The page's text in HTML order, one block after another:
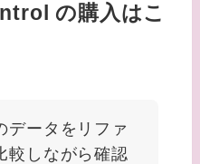
の購入はこ
データをリファ
較しながら確認